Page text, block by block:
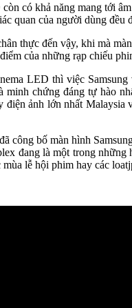
có khả năng mang tới
quan của người dùng đều
thực đến vậy, khi mà
của những rạp chiếu
LED thì việc
chứng đáng tự hào
điện ảnh lớn nhất
công bố màn hình
đang là một trong
lễ hội phim hay các